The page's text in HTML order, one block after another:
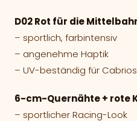
D02 Rot für die
– sportlich, farbintensiv
– angenehme Haptik
– UV-beständig für Cabrios
6-cm-Quernähte + rote
– sportlicher Racing-Look